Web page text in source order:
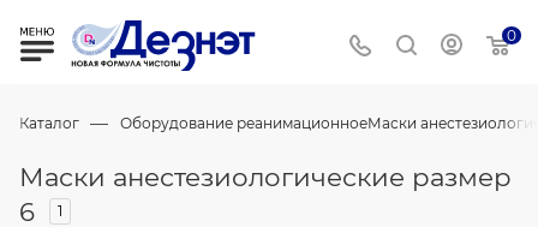
0
Каталог — Оборудование реанимационноеМаски
Маски анестезиологические размер
6
1